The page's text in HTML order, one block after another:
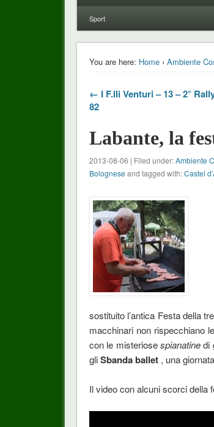
Sport
You are here: Home› Ambiente
← I F.lli Venturi – 13 – 2°
82
Labante, la
2013-08-06 | Filed under:Ambiente
Bolognese and tagged with:Castel
sostituito l’antica Festa della
macchinari non rispecchiano
con le misteriosespianatinedi
gliSbanda ballet, una
Il video con alcuni scorci della